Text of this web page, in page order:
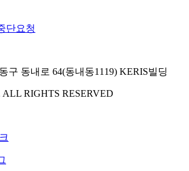
단요청
구 동내로 64(동내동1119) KERIS빌딩
RIGHTS RESERVED